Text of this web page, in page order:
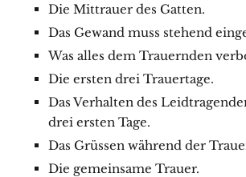
Die Mittrauer des Gatten.
Das Gewand muss stehend
Was alles dem Trauernden
Die ersten drei Trauertage.
Das Verhalten des
drei ersten Tage.
Das Grüssen während der
Die gemeinsame Trauer.